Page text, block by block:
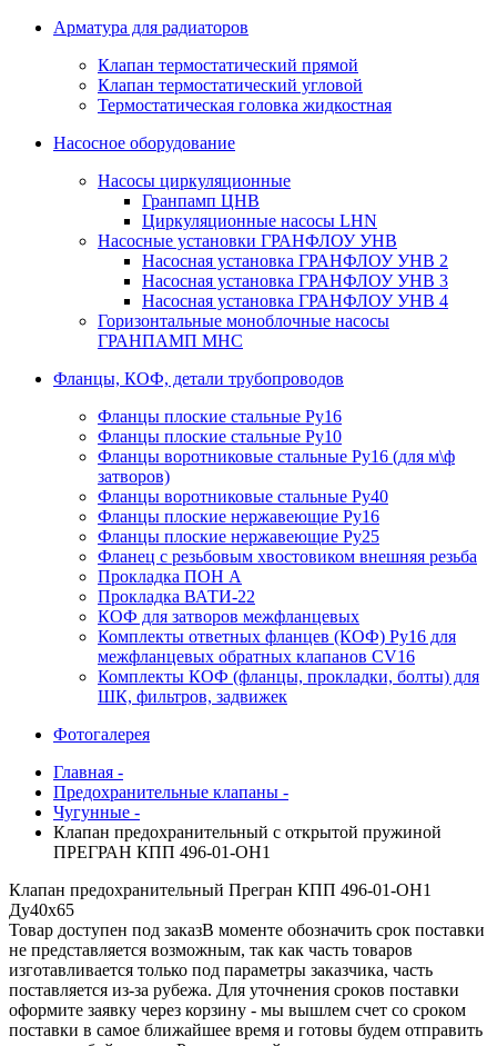
Арматура для радиаторов
Клапан термостатический прямой
Клапан термостатический угловой
Термостатическая головка жидкостная
Насосное оборудование
Насосы циркуляционные
Гранпамп ЦНВ
Циркуляционные насосы LHN
Насосные установки ГРАНФЛОУ УНВ
Насосная установка ГРАНФЛОУ УНВ 2
Насосная установка ГРАНФЛОУ УНВ 3
Насосная установка ГРАНФЛОУ УНВ 4
Горизонтальные моноблочные насосы
ГРАНПАМП МНС
Фланцы, КОФ, детали трубопроводов
Фланцы плоские стальные Ру16
Фланцы плоские стальные Ру10
Фланцы воротниковые стальные Ру16 (для м\ф
затворов)
Фланцы воротниковые стальные Ру40
Фланцы плоские нержавеющие Ру16
Фланцы плоские нержавеющие Ру25
Фланец с резьбовым хвостовиком внешняя резьба
Прокладка ПОН А
Прокладка ВАТИ-22
КОФ для затворов межфланцевых
Комплекты ответных фланцев (КОФ) Ру16 для
межфланцевых обратных клапанов CV16
Комплекты КОФ (фланцы, прокладки, болты) для
ШК, фильтров, задвижек
Фотогалерея
Главная -
Предохранительные клапаны -
Чугунные -
Клапан предохранительный с открытой пружиной
ПРЕГРАН КПП 496-01-ОН1
Клапан предохранительный Прегран КПП 496-01-ОН1
Ду40х65
Товар доступен под заказВ моменте обозначить срок поставки
не представляется возможным, так как часть товаров
изготавливается только под параметры заказчика, часть
поставляется из-за рубежа. Для уточнения сроков поставки
оформите заявку через корзину - мы вышлем счет со сроком
поставки в самое ближайшее время и готовы будем отправить